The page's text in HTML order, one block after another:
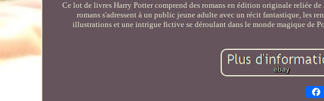
Ce lot de livres Harry Potter comprend des romans en édition originale reliée
romans s'adressent à un public jeune adulte avec un récit fantastique, les
illustrations et une intrigue fictive se déroulant dans le monde magique de